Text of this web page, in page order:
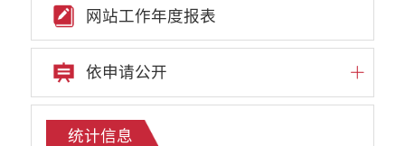
就业创业
文化、旅游
民政信息
乡村振兴
网站工作年度报表
依申请公开
统计信息